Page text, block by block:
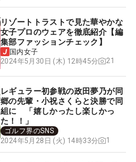
リゾートトラストで見た華やかな
女子プロのウェアを徹底紹介【編
集部ファッションチェック】
国内女子
2024年5月30日 (木) 12時45分
21
レギュラー初参戦の政田夢乃が同
郷の先輩・小祝さくらと決勝で同
組に 「嬉しかったし楽しかっ
た！！」
ゴルフ界のSNS
2024年5月28日 (火) 14時33分
1